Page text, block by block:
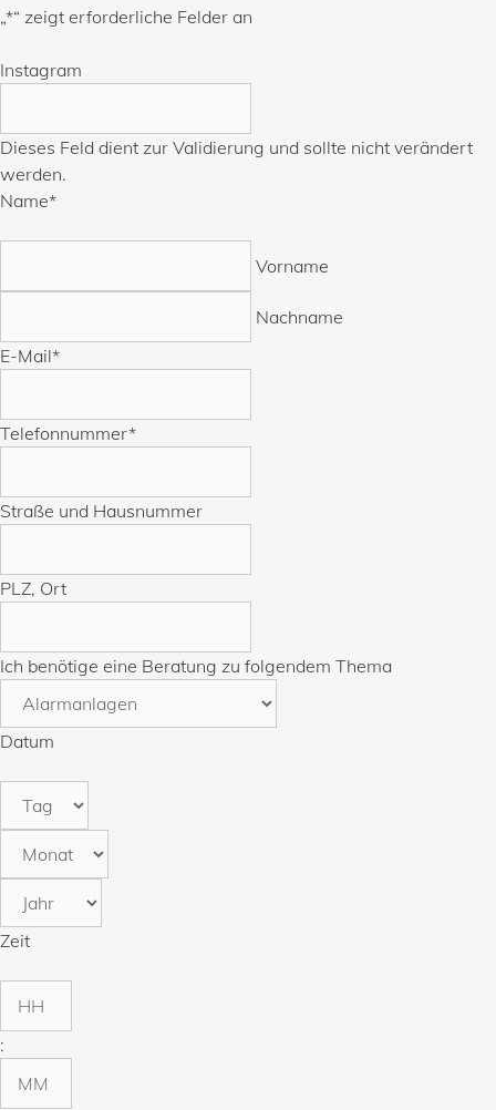
„*“ zeigt erforderliche Felder an
Instagram
Dieses Feld dient zur Validierung und sollte nicht verändert
werden.
Name*
Vorname
Nachname
E-Mail*
Telefonnummer*
Straße und Hausnummer
PLZ, Ort
Ich benötige eine Beratung zu folgendem Thema
Datum
Zeit
: